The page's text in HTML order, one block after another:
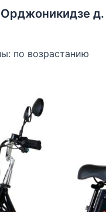
Орджоникидзе
по возрастанию